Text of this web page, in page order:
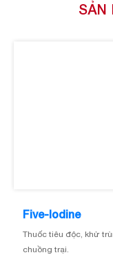
SẢN
Five-Iodine
Thuốc tiêu độc, khử
chuồng trại.